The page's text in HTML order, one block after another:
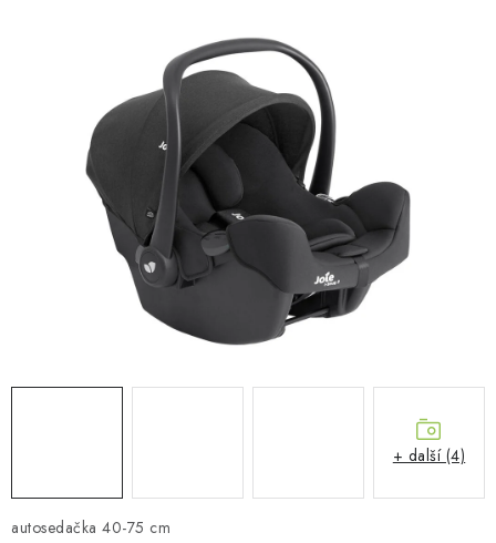
AUTOPOTAHY ŠITÉ NA MÍRU
AUTODOPLŇKY
STŘEŠNÍ KOŠE
autosedačka 40-75 cm
+ další (4)